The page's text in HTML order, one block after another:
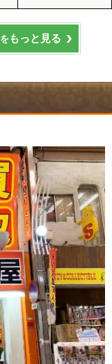
をもっと見る